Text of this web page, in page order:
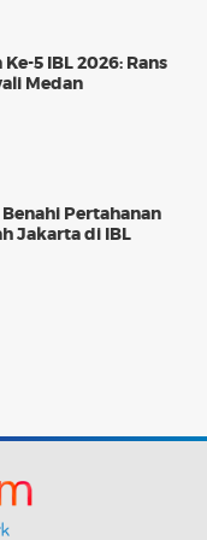
5 IBL 2026: Rans
Medan
Pertahanan
Jakarta di IBL